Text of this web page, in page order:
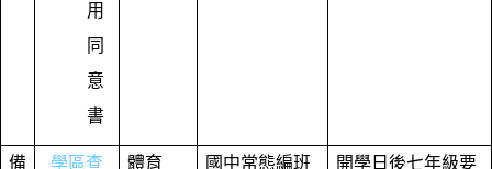
用
同
意
書
備
學區查
體育
國中常態編班
開學日後七年級要